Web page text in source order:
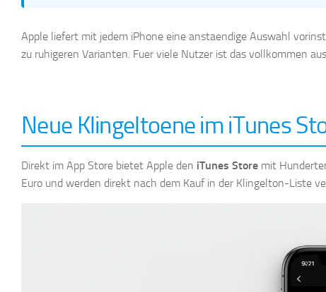
Apple liefert mit jedem iPhone eine anstaendige Auswahl
zu ruhigeren Varianten. Fuer viele Nutzer ist das vollkommen
Neue Klingeltoene im iTunes
Direkt im App Store bietet Apple den iTunes Store mit
Euro und werden direkt nach dem Kauf in der Klingelton-Liste